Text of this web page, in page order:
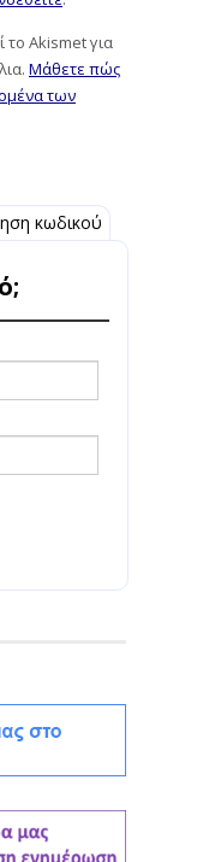
το Akismet για
Μάθετε πώς
των
κωδικού